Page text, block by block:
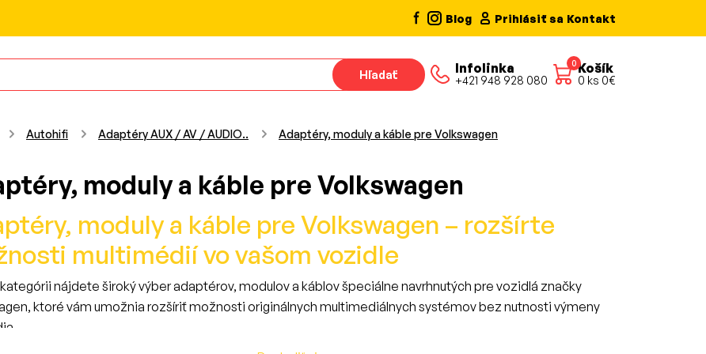
Blog Prihlásiť sa Kontakt
Hľadať Infolinka
+421 948 928 080
0Košík
0 ks 0€
Autohifi Adaptéry AUX / AV / AUDIO.. Adaptéry, moduly a káble pre Volkswagen
moduly a káble pre Volkswagen
moduly a káble pre Volkswagen – rozšírte
multimédií vo vašom vozidle
nájdete široký výber adaptérov, modulov a káblov špeciálne navrhnutých pre vozidlá značky
ktoré vám umožnia rozšíriť možnosti originálnych multimediálnych systémov bez nutnosti výmeny